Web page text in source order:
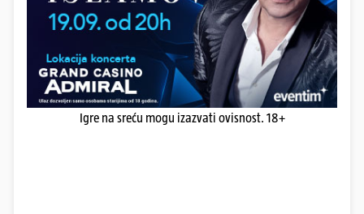
Igre na sreću mogu izazvati ovisnost. 18+